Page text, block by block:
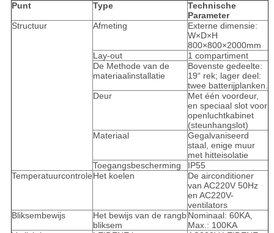
Punt
Type
Technische
Parameter
Structuur
Afmeting
Externe dimensie:
W×D×H
800×800×2000mm
Lay-out
1 compartiment
De Methode van de
materiaalinstallatie
Bovenste gedeelte:
19“ rek; lager deel:
twee batterijplanken.
Deur
Met één voordeur,
en speciaal slot voor
openluchtkabinet
(steunhangslot)
Materiaal
Gegalvaniseerd
staal, enige muur
met hitteisolatie
Toegangsbescherming
IP55
TemperatuurcontroleHet koelen
De airconditioner
van AC220V 50Hz
en AC220V-
ventilators
Bliksembewijs
Het bewijs van de rangb
bliksem
Nominaal: 60KA,
Max.: 100KA